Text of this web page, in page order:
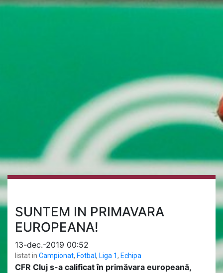
SUNTEM IN PRIMAVARA
EUROPEANA!
13-dec.-2019 00:52
listat in Campionat, Fotbal, Liga 1, Echipa
CFR Cluj s-a calificat în primăvara europeană,